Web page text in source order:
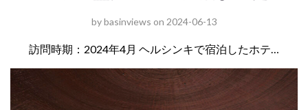
bybasinviews on 2024-06-13
訪問時期：2024年4月 ヘルシンキで宿泊したホテ…